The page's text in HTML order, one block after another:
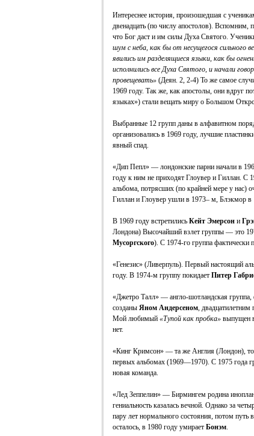
Интереснее история, произошедшая с
двенадцать (по числу апостолов).
что Бог даст и им силы Духа Святого.
шум с неба, как бы от несущегося сильного
явились им разделящиеся языки, как бы
исполнились все Духа Святого, и начали
провещевать» (Деян. 2, 2-4) То же самое
1969 году. Так же, как апостолы, они вдруг
языках») стали вещать миру о Большом
Выбранные 12 групп даны в алфавитном
организовались в 1969 году, лучшие
явный спад.
«Дип Пепл» — лондонские парни начали в
году к ним не приходят Глоувер и Гиллан. С
альбома, потрясших (по крайней мере у нас)
Гиллан и Глоувер ушли в 1973– м, Блэкмор в
В 1969 году встретились Кейт Эмерсон и
Лондона) Высочайший взлет группы — это
Мусоргского). С 1974-го группа фактически
«Генезис» (Ливерпуль). Первый настоящий
году. В 1974-м группу покидает Питер
«Джетро Талл» — англо-шотландская
созданы Яном Андерсеном, двадцатилетним
Мой любимый «Тупой как пробка» выпущен
нет.
«Кинг Кримсон» — та же Англия (Лондон),
первых альбомах (1969—1970). С 1975 года
новая команда.
«Лед Зеппелин» — Бирмингем родина
гениальность казалась вечной. Однако за
пару лет нормального состояния, потом
осталось, в 1980 году умирает Бонэм.